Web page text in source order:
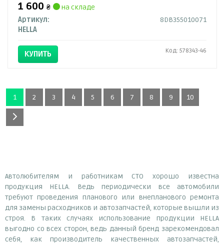
1 600 ₴
на складе
Артикул:
8DB355010071
HELLA
КУПИТЬ Код: 578343-46
1 2 3 4 5 6 7 8 9 10
Автолюбителям и работникам СТО хорошо известна
продукция HELLA. Ведь периодически все автомобили
требуют проведения планового или внепланового ремонта
для замены расходников и автозапчастей, которые вышли из
строя. В таких случаях использование продукции HELLA
выгодно со всех сторон, ведь данный бренд зарекомендовал
себя, как производитель качественных автозапчастей,